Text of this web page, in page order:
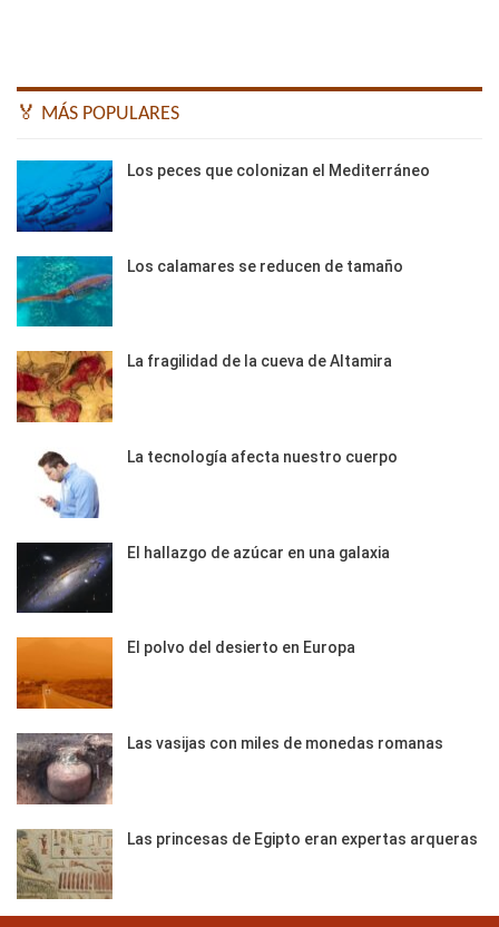
🏅 MÁS POPULARES
Los peces que colonizan el Mediterráneo
Los calamares se reducen de tamaño
La fragilidad de la cueva de Altamira
La tecnología afecta nuestro cuerpo
El hallazgo de azúcar en una galaxia
El polvo del desierto en Europa
Las vasijas con miles de monedas romanas
Las princesas de Egipto eran expertas arqueras